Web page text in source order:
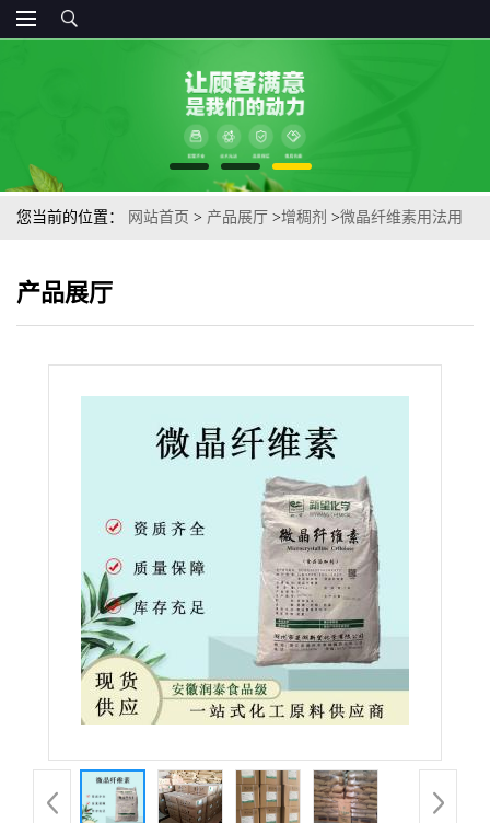
您当前的位置： 网站首页 > 产品展厅 >增稠剂 >微晶纤维素用法用
产品展厅